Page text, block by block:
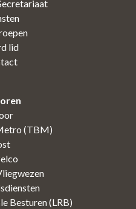
lid
(TBM)
Besturen (LRB)